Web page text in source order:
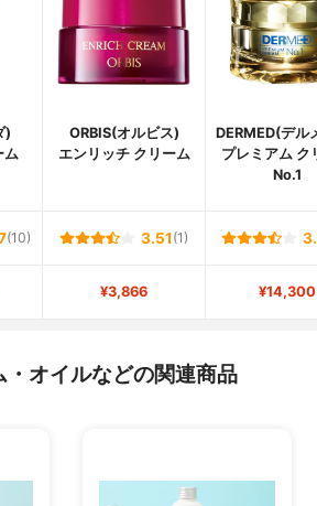
)
ム
ORBIS(オルビス)
エンリッチ クリーム
DERMED(デル
プレミアム ク
No.1
(10) 3.51 (1)
¥3,866 ¥14,300
・オイルなどの関連商品